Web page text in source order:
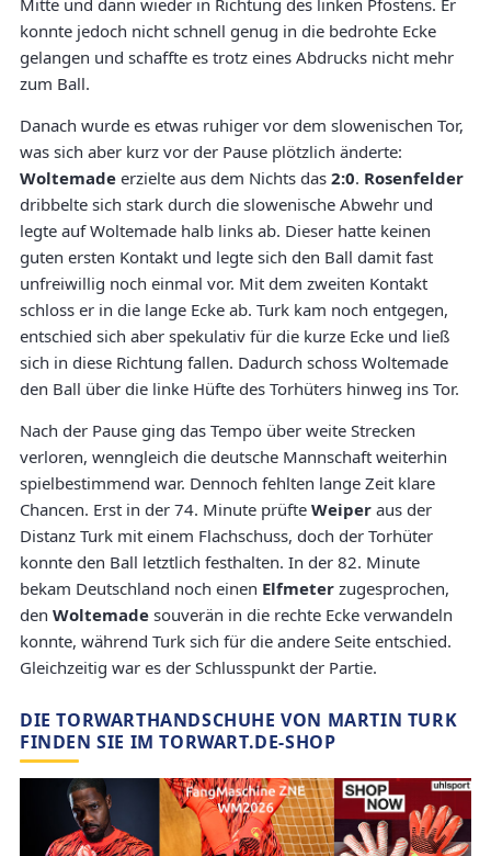
konnte jedoch nicht schnell genug in die bedrohte Ecke
gelangen und schaffte es trotz eines Abdrucks nicht mehr
zum Ball.
Danach wurde es etwas ruhiger vor dem slowenischen Tor,
was sich aber kurz vor der Pause plötzlich änderte:
Woltemade erzielte aus dem Nichts das 2:0. Rosenfelder
dribbelte sich stark durch die slowenische Abwehr und
legte auf Woltemade halb links ab. Dieser hatte keinen
guten ersten Kontakt und legte sich den Ball damit fast
unfreiwillig noch einmal vor. Mit dem zweiten Kontakt
schloss er in die lange Ecke ab. Turk kam noch entgegen,
entschied sich aber spekulativ für die kurze Ecke und ließ
sich in diese Richtung fallen. Dadurch schoss Woltemade
den Ball über die linke Hüfte des Torhüters hinweg ins Tor.
Nach der Pause ging das Tempo über weite Strecken
verloren, wenngleich die deutsche Mannschaft weiterhin
spielbestimmend war. Dennoch fehlten lange Zeit klare
Chancen. Erst in der 74. Minute prüfte Weiper aus der
Distanz Turk mit einem Flachschuss, doch der Torhüter
konnte den Ball letztlich festhalten. In der 82. Minute
bekam Deutschland noch einen Elfmeter zugesprochen,
den Woltemade souverän in die rechte Ecke verwandeln
konnte, während Turk sich für die andere Seite entschied.
Gleichzeitig war es der Schlusspunkt der Partie.
DIE TORWARTHANDSCHUHE VON MARTIN TURK
FINDEN SIE IM TORWART.DE-SHOP